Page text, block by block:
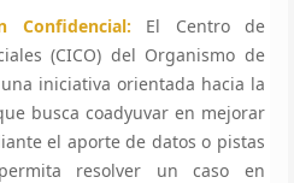
Confidencial: El Centro de
(CICO) del Organismo de
iniciativa orientada hacia la
busca coadyuvar en mejorar
el aporte de datos o pistas
resolver un caso en